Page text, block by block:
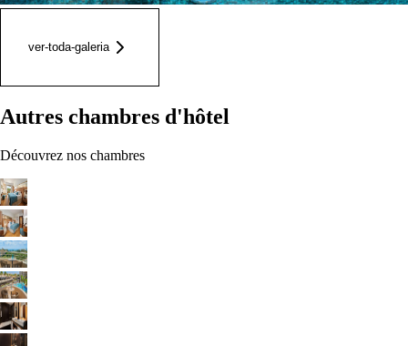
ver-toda-galeria
Autres chambres d'hôtel
Découvrez nos chambres